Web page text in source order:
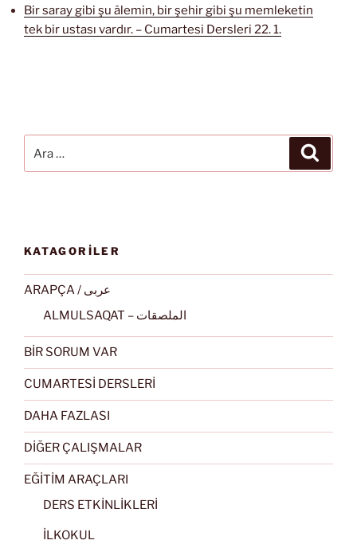
Bir saray gibi şu âlemin, bir şehir gibi şu memleketin
tek bir ustası vardır. – Cumartesi Dersleri 22. 1.
KATAGORİLER
ARAPÇA / عربى
ALMULSAQAT – الملصقات
BİR SORUM VAR
CUMARTESİ DERSLERİ
DAHA FAZLASI
DİĞER ÇALIŞMALAR
EĞİTİM ARAÇLARI
DERS ETKİNLİKLERİ
İLKOKUL